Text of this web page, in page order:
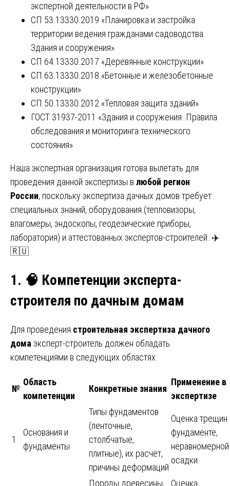
экспертной деятельности в РФ»
СП 53.13330.2019 «Планировка и застройка
территории ведения гражданами садоводства.
Здания и сооружения»
СП 64.13330.2017 «Деревянные конструкции»
СП 63.13330.2018 «Бетонные и железобетонные
конструкции»
СП 50.13330.2012 «Тепловая защита зданий»
ГОСТ 31937-2011 «Здания и сооружения. Правила
обследования и мониторинга технического
состояния»
Наша экспертная организация готова вылетать для
проведения данной экспертизы в любой регион
России, поскольку экспертиза дачных домов требует
специальных знаний, оборудования (тепловизоры,
влагомеры, эндоскопы, геодезические приборы,
лаборатория) и аттестованных экспертов-строителей. ✈️
🇷🇺
1. 🧠 Компетенции эксперта-
строителя по дачным домам
Для проведения строительная экспертиза дачного
дома эксперт-строитель должен обладать
компетенциями в следующих областях:
№
Область
компетенции
Конкретные знания
Применение в
экспертизе
1
Основания и
фундаменты
Типы фундаментов
(ленточные,
столбчатые,
плитные), их расчёт,
причины деформаций
Оценка трещин
фундаменте,
неравномерной
осадки
Породы древесины, Оценка